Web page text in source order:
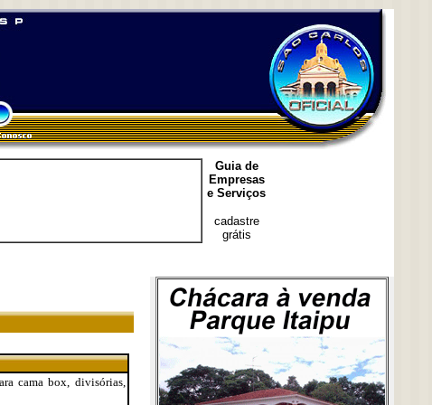
Guia de
Empresas
e Serviços
cadastre
grátis
cama box, divisórias,